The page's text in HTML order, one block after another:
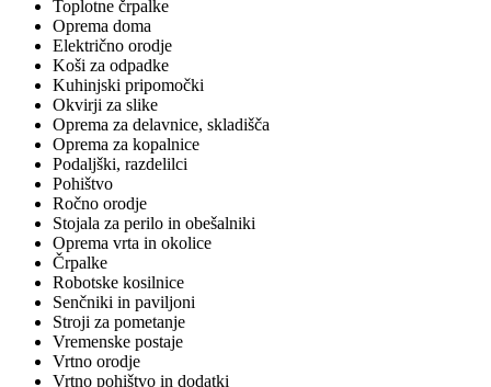
Toplotne črpalke
Oprema doma
Električno orodje
Koši za odpadke
Kuhinjski pripomočki
Okvirji za slike
Oprema za delavnice, skladišča
Oprema za kopalnice
Podaljški, razdelilci
Pohištvo
Ročno orodje
Stojala za perilo in obešalniki
Oprema vrta in okolice
Črpalke
Robotske kosilnice
Senčniki in paviljoni
Stroji za pometanje
Vremenske postaje
Vrtno orodje
Vrtno pohištvo in dodatki